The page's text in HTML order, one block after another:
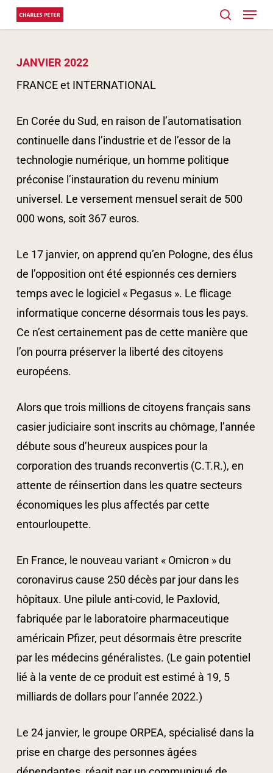
Skip
to
content
search
Menu
JANVIER 2022
FRANCE et INTERNATIONAL
En Corée du Sud, en raison de l’automatisation
continuelle dans l’industrie et de l’essor de la
technologie numérique, un homme politique
préconise l’instauration du revenu minium
universel. Le versement mensuel serait de 500
000 wons, soit 367 euros.
Le 17 janvier, on apprend qu’en Pologne, des élus
de l’opposition ont été espionnés ces derniers
temps avec le logiciel « Pegasus ». Le flicage
informatique concerne désormais tous les pays.
Ce n’est certainement pas de cette manière que
l’on pourra préserver la liberté des citoyens
européens.
Alors que trois millions de citoyens français sans
casier judiciaire sont inscrits au chômage, l’année
débute sous d’heureux auspices pour la
corporation des truands reconvertis (C.T.R.), en
attente de réinsertion dans les quatre secteurs
économiques les plus affectés par cette
entourloupette.
En France, le nouveau variant « Omicron » du
coronavirus cause 250 décès par jour dans les
hôpitaux. Une pilule anti-covid, le Paxlovid,
fabriquée par le laboratoire pharmaceutique
américain Pfizer, peut désormais être prescrite
par les médecins généralistes. (Le gain potentiel
lié à la vente de ce produit est estimé à 19, 5
milliards de dollars pour l’année 2022.)
Le 24 janvier, le groupe ORPEA, spécialisé dans la
prise en charge des personnes âgées